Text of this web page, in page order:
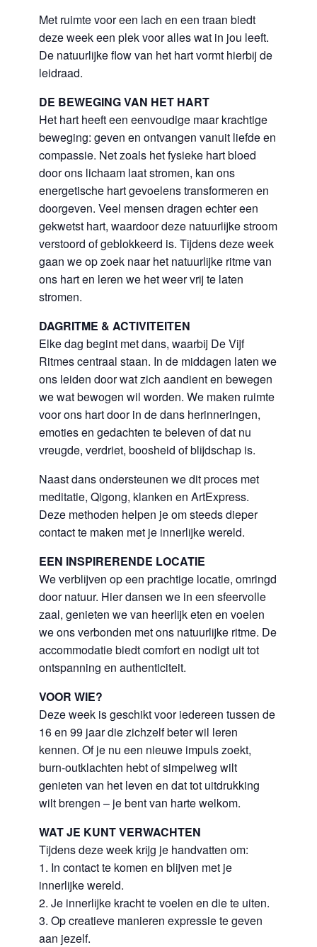
Met ruimte voor een lach en een traan biedt
deze week een plek voor alles wat in jou leeft.
De natuurlijke flow van het hart vormt hierbij de
leidraad.
DE BEWEGING VAN HET HART
Het hart heeft een eenvoudige maar krachtige
beweging: geven en ontvangen vanuit liefde en
compassie. Net zoals het fysieke hart bloed
door ons lichaam laat stromen, kan ons
energetische hart gevoelens transformeren en
doorgeven. Veel mensen dragen echter een
gekwetst hart, waardoor deze natuurlijke stroom
verstoord of geblokkeerd is. Tijdens deze week
gaan we op zoek naar het natuurlijke ritme van
ons hart en leren we het weer vrij te laten
stromen.
DAGRITME & ACTIVITEITEN
Elke dag begint met dans, waarbij De Vijf
Ritmes centraal staan. In de middagen laten we
ons leiden door wat zich aandient en bewegen
we wat bewogen wil worden. We maken ruimte
voor ons hart door in de dans herinneringen,
emoties en gedachten te beleven of dat nu
vreugde, verdriet, boosheid of blijdschap is.
Naast dans ondersteunen we dit proces met
meditatie, Qigong, klanken en ArtExpress.
Deze methoden helpen je om steeds dieper
contact te maken met je innerlijke wereld.
EEN INSPIRERENDE LOCATIE
We verblijven op een prachtige locatie, omringd
door natuur. Hier dansen we in een sfeervolle
zaal, genieten we van heerlijk eten en voelen
we ons verbonden met ons natuurlijke ritme. De
accommodatie biedt comfort en nodigt uit tot
ontspanning en authenticiteit.
VOOR WIE?
Deze week is geschikt voor iedereen tussen de
16 en 99 jaar die zichzelf beter wil leren
kennen. Of je nu een nieuwe impuls zoekt,
burn-outklachten hebt of simpelweg wilt
genieten van het leven en dat tot uitdrukking
wilt brengen – je bent van harte welkom.
WAT JE KUNT VERWACHTEN
Tijdens deze week krijg je handvatten om:
1. In contact te komen en blijven met je
innerlijke wereld.
2. Je innerlijke kracht te voelen en die te uiten.
3. Op creatieve manieren expressie te geven
aan jezelf.